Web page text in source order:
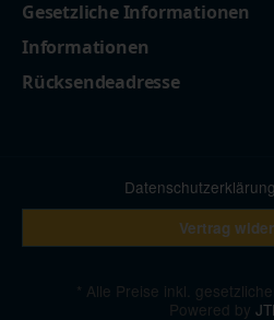
Gesetzliche Informationen
Informationen
Rücksendeadresse
Datenschutzerklärung
Vertrag
* Alle Preise inkl.
Powered by